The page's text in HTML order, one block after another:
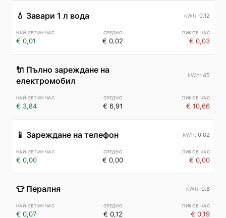
💧 Завари 1 л вода 0.12
€ 0,01 € 0,02 € 0,03
🔌 Пълно зареждане на
електромобил
45
€ 3,84 € 6,91 € 10,66
📱 Зареждане на телефон 0.02
€ 0,00 € 0,00 € 0,00
👕 Пералня 0.8
€ 0,07 € 0,12 € 0,19